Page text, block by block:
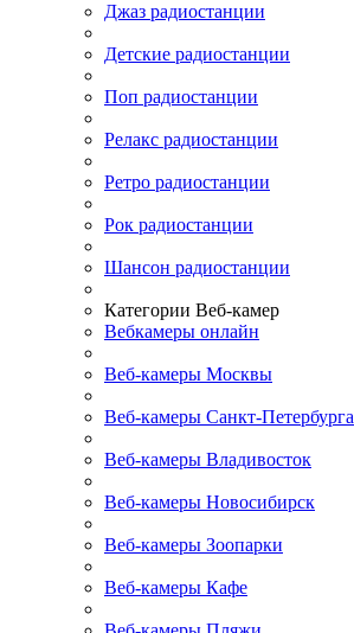
Джаз радиостанции
Детские радиостанции
Поп радиостанции
Релакс радиостанции
Ретро радиостанции
Рок радиостанции
Шансон радиостанции
Категории Веб-камер
Вебкамеры онлайн
Веб-камеры Москвы
Веб-камеры Санкт-Петербурга
Веб-камеры Владивосток
Веб-камеры Новосибирск
Веб-камеры Зоопарки
Веб-камеры Кафе